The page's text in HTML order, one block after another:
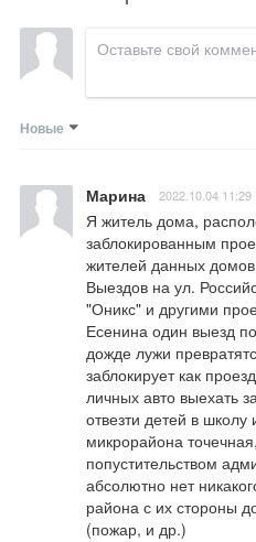
Новые
Марина 2022.10.04 11:29
Я житель дома,
заблокированным
жителей данных
Выездов на ул.
"Оникс" и другими
Есенина один выезд
дожде лужи
заблокирует как
личных авто выехать
отвезти детей в школу
микрорайона
попустительством
абсолютно нет
района с их стороны
(пожар, и др.)